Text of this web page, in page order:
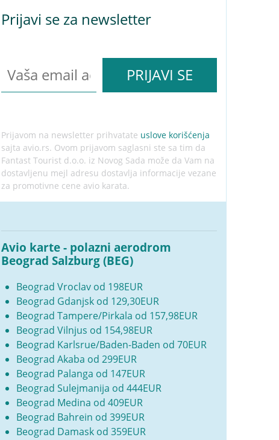
Prijavi se za newsletter
Prijavom na newsletter prihvatate uslove korišćenja
sajta avio.rs. Ovom prijavom saglasni ste sa tim da
Fantast Tourist d.o.o. iz Novog Sada može da Vam na
dostavljenu mejl adresu dostavlja informacije vezane
za promotivne cene avio karata.
Avio karte - polazni aerodrom
Beograd Salzburg (BEG)
Beograd Vroclav od 198EUR
Beograd Gdanjsk od 129,30EUR
Beograd Tampere/Pirkala od 157,98EUR
Beograd Vilnjus od 154,98EUR
Beograd Karlsrue/Baden-Baden od 70EUR
Beograd Akaba od 299EUR
Beograd Palanga od 147EUR
Beograd Sulejmanija od 444EUR
Beograd Medina od 409EUR
Beograd Bahrein od 399EUR
Beograd Damask od 359EUR